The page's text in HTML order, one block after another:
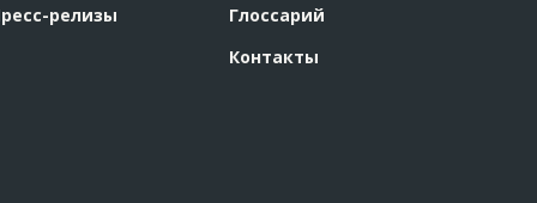
релизы
Глоссарий
Контакты